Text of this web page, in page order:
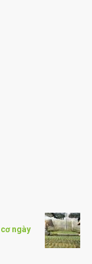
ngày